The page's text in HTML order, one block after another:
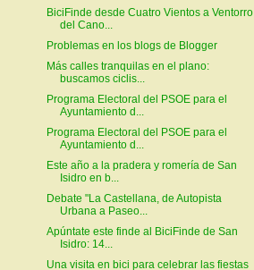
BiciFinde desde Cuatro Vientos a Ventorro
del Cano...
Problemas en los blogs de Blogger
Más calles tranquilas en el plano:
buscamos ciclis...
Programa Electoral del PSOE para el
Ayuntamiento d...
Programa Electoral del PSOE para el
Ayuntamiento d...
Este año a la pradera y romería de San
Isidro en b...
Debate "La Castellana, de Autopista
Urbana a Paseo...
Apúntate este finde al BiciFinde de San
Isidro: 14...
Una visita en bici para celebrar las fiestas